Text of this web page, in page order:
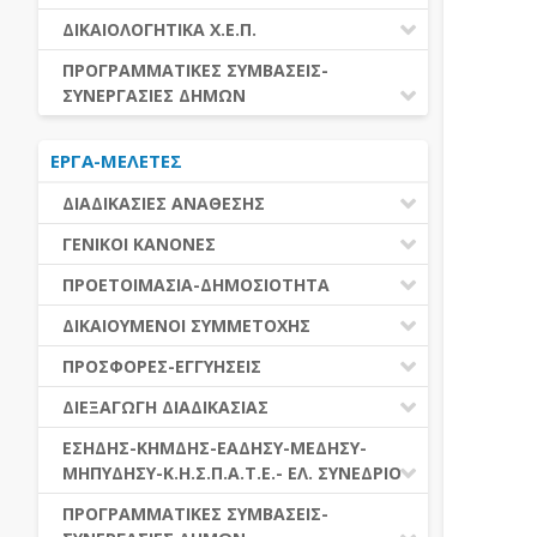
ΕΚΤΕΛΕΣΗ ΥΠΗΡΕΣΙΩΝ
ΕΚΤΕΛΕΣΗ ΠΡΟΜΗΘΕΙΩΝ
ΕΑΑΔΗΣΥ
ΕΑΔΗΣΥ
ΕΛ.ΣΥΝΕΔΡΙΟ
ΕΣΗΔΗΣ
ΔΙΚΑΙΟΛΟΓΗΤΙΚΑ Χ.Ε.Π.
ΔΙΚΑΙΟΛΟΓΗΤΙΚΑ Χ.Ε.Π.
ΠΡΟΓΡΑΜΜΑΤΙΚΕΣ ΣΥΜΒΑΣΕΙΣ-
ΣΥΝΕΡΓΑΣΙΕΣ ΔΗΜΩΝ
ΔΙΕΘΝΕΣ ΚΑΙ ΕΥΡΩΠΑΙΚΟ ΕΠΙΠΕΔΟ
ΠΡΟΓΡΑΜΜΑΤΙΚΕΣ ΣΥΜΒΑΣΕΙΣ
ΕΡΓΑ-ΜΕΛΕΤΕΣ
ΔΙΑΔΙΚΑΣΙΕΣ ΑΝΑΘΕΣΗΣ
ΔΙΑΔΙΚΑΣΙΕΣ ΑΝΑΘΕΣΗΣ
ΣΥΓΚΕΝΤΡΩΤΙΚΕΣ ΔΙΑΔΙΚΑΣΙΕΣ
ΑΝΑΘΕΣΗΣ
ΠΙΝΑΚΕΣ ΔΗΜΟΣΝΕΤ
ΓΕΝΙΚΟΙ ΚΑΝΟΝΕΣ
ΠΕΔΙΟ ΕΦΑΡΜΟΓΗΣ-ΕΝΑΡΞΗ ΙΣΧΥΟΣ
ΗΛΕΚΤΡΟΝΙΚΑ ΜΕΣΑ
ΓΕΝΙΚΕΣ ΑΡΧΕΣ ΚΑΙ ΚΑΝΟΝΕΣ
ΑΞΙΑ ΣΥΜΒΑΣΗΣ
ΕΙΔΗ ΣΥΜΒΑΣΕΩΝ
ΔΙΑΦΟΡΑ
ΠΡΟΕΤΟΙΜΑΣΙΑ-ΔΗΜΟΣΙΟΤΗΤΑ
ΓΝΩΜΟΔΟΤΙΚΑ ΟΡΓΑΝΑ-ΕΠΙΤΡΟΠΕΣ
ΠΡΟΕΤΟΙΜΑΣΙΑ
ΕΓΓΡΑΦΑ ΤΗΣ ΣΥΜΒΑΣΗΣ
ΔΗΜΟΣΙΕΥΣΕΙΣ
ΕΝΑΡΞΗ-ΠΡΟΘΕΣΜΙΕΣ
ΔΙΚΑΙΟΥΜΕΝΟΙ ΣΥΜΜΕΤΟΧΗΣ
ΔΙΚΑΙΟΥΜΕΝΟΙ ΣΥΜΜΕΤΟΧΗΣ
ΚΡΙΤΗΡΙΑ ΕΠΙΛΟΓΗΣ
ΛΟΓΟΙ ΑΠΟΚΛΕΙΣΜΟΥ
ΔΙΚΑΙΟΛΟΓΗΤΙΚΑ ΛΟΓΩΝ
ΑΠΟΚΛΕΙΣΜΟΥ & ΚΡΙΤΗΡΙΩΝ
ΕΠΙΛΟΓΗΣ
ΕΕΕΣ
ΠΡΟΣΦΟΡΕΣ-ΕΓΓΥΗΣΕΙΣ
ΕΓΓΥΗΣΕΙΣ
ΠΡΟΣΦΟΡΕΣ
ΔΙΕΞΑΓΩΓΗ ΔΙΑΔΙΚΑΣΙΑΣ
ΑΞΙΟΛΟΓΗΣΗ ΚΑΙ ΑΝΑΘΕΣΗ
ΑΠΟΤΕΛΕΣΜΑ ΔΙΑΔΙΚΑΣΙΑΣ
ΠΡΟΣΦΥΓΕΣ-ΕΝΣΤΑΣΕΙΣ
ΕΣΗΔΗΣ-ΚΗΜΔΗΣ-ΕΑΔΗΣΥ-ΜΕΔΗΣΥ-
ΜΗΠΥΔΗΣΥ-Κ.Η.Σ.Π.Α.Τ.Ε.- ΕΛ. ΣΥΝΕΔΡΙΟ
ΕΑΑΔΗΣΥ
ΠΡΟΓΡΑΜΜΑΤΙΚΕΣ ΣΥΜΒΑΣΕΙΣ-